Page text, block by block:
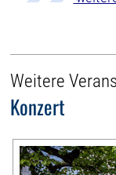
Weitere
Konzert